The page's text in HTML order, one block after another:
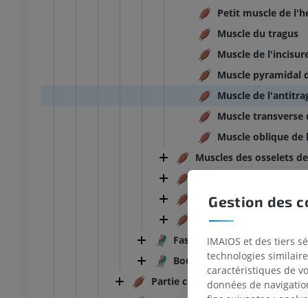
Petit muscle de
Muscle du tragus
Muscle de
Muscle pyramidal
Muscle de
Muscle transverse
Muscle oblique de
Muscles des osselets
Muscles de la langue
Muscles du palais mou
Fascias de la tête
Bourses de la tête
Partie cervicale du système
Gestion des
IMAIOS et des tiers
technologies
caractéristiques de
données de